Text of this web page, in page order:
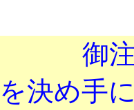
御
決め手